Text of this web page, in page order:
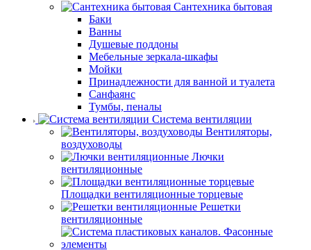
Сантехника бытовая
Баки
Ванны
Душевые поддоны
Мебельные зеркала-шкафы
Мойки
Принадлежности для ванной и туалета
Санфаянс
Тумбы, пеналы
Система вентиляции
Вентиляторы,
воздуховоды
Лючки
вентиляционные
Площадки вентиляционные торцевые
Решетки
вентиляционные